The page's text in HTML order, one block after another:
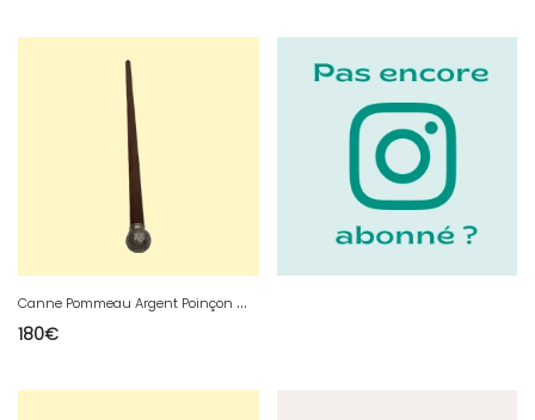
C
anne Pommeau Argent Poinçon Minerve 34 g
180€